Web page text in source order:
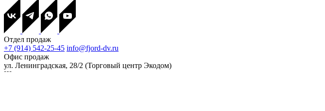
Отдел продаж
+7 (914) 542-25-45 info@fjord-dv.ru
Офис продаж
ул. Ленинградская, 28/2 (Торговый центр Экодом)
Шоурум